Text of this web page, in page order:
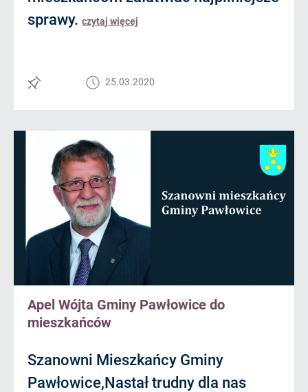
sprawy. czytaj więcej
25.03.2020
Apel Wójta Gminy Pawłowice do
mieszkańców
Szanowni Mieszkańcy Gminy
Pawłowice,Nastał trudny dla nas